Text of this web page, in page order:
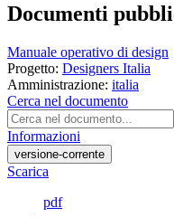
Documenti
Manuale operativo di design
Progetto: Designers Italia
Amministrazione: italia
Cerca nel documento
Informazioni
versione-corrente
Scarica
pdf